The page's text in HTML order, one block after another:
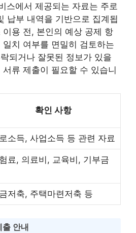
스에서 제공되는 자료는 주로
납부 내역을 기반으로 집계됩
용 전, 본인의 예상 공제 항
치 여부를 면밀히 검토하는
되거나 잘못된 정보가 있을
류 제출이 필요할 수 있습니
확인 사항
소득, 사업소득 등 관련 자료
료, 의료비, 교육비, 기부금
저축, 주택마련저축 등
출 안내